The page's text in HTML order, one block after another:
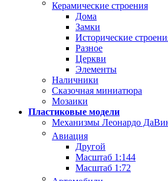
Керамические строения
Дома
Замки
Исторические
Разное
Церкви
Элементы
Наличники
Сказочная миниатюра
Мозаики
Пластиковые модели
Механизмы Леонардо
Авиация
Другой
Масштаб 1:144
Масштаб 1:72